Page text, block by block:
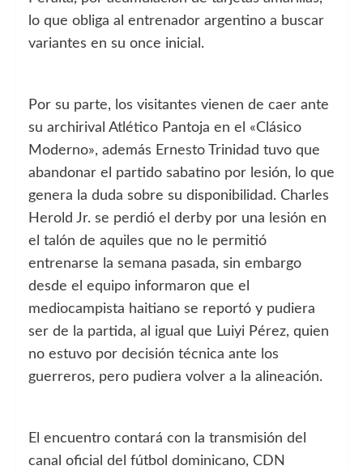
lo que obliga al entrenador argentino a buscar
variantes en su once inicial.
Por su parte, los visitantes vienen de caer ante
su archirival Atlético Pantoja en el «Clásico
Moderno», además Ernesto Trinidad tuvo que
abandonar el partido sabatino por lesión, lo que
genera la duda sobre su disponibilidad. Charles
Herold Jr. se perdió el derby por una lesión en
el talón de aquiles que no le permitió
entrenarse la semana pasada, sin embargo
desde el equipo informaron que el
mediocampista haitiano se reportó y pudiera
ser de la partida, al igual que Luiyi Pérez, quien
no estuvo por decisión técnica ante los
guerreros, pero pudiera volver a la alineación.
El encuentro contará con la transmisión del
canal oficial del fútbol dominicano, CDN